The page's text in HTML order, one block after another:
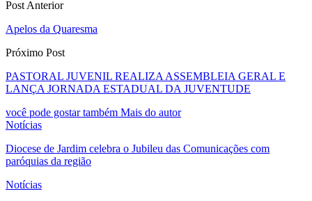
Post Anterior
Apelos da Quaresma
Próximo Post
PASTORAL JUVENIL REALIZA ASSEMBLEIA GERAL E
LANÇA JORNADA ESTADUAL DA JUVENTUDE
você pode gostar também Mais do autor
Notícias
Diocese de Jardim celebra o Jubileu das Comunicações com
paróquias da região
Notícias